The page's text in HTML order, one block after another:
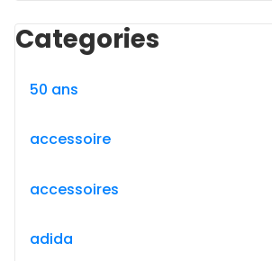
Categories
50 ans
accessoire
accessoires
adida